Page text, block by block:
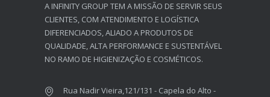
A INFINITY GROUP TEM A MISSÃO DE SERVIR SEUS
CLIENTES, COM ATENDIMENTO E LOGÍSTICA
DIFERENCIADOS, ALIADO A PRODUTOS DE
QUALIDADE, ALTA PERFORMANCE E SUSTENTÁVEL
NO RAMO DE HIGIENIZAÇÃO E COSMÉTICOS.​
Rua Nadir Vieira,121/131 - Capela do Alto -